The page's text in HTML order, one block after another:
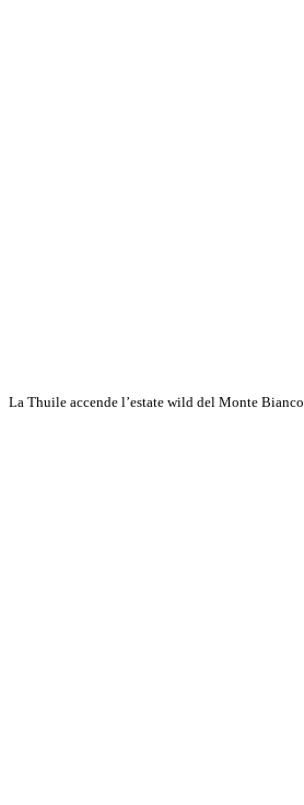
La Thuile accende l’estate wild del Monte Bianco